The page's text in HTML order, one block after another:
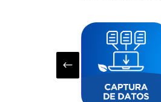
#